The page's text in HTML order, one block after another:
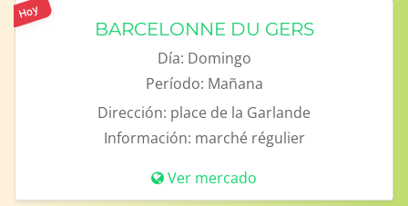
Hoy
BARCELONNE DU GERS
Día: Domingo
Período: Mañana
Dirección: place de la Garlande
Información: marché régulier
Ver mercado